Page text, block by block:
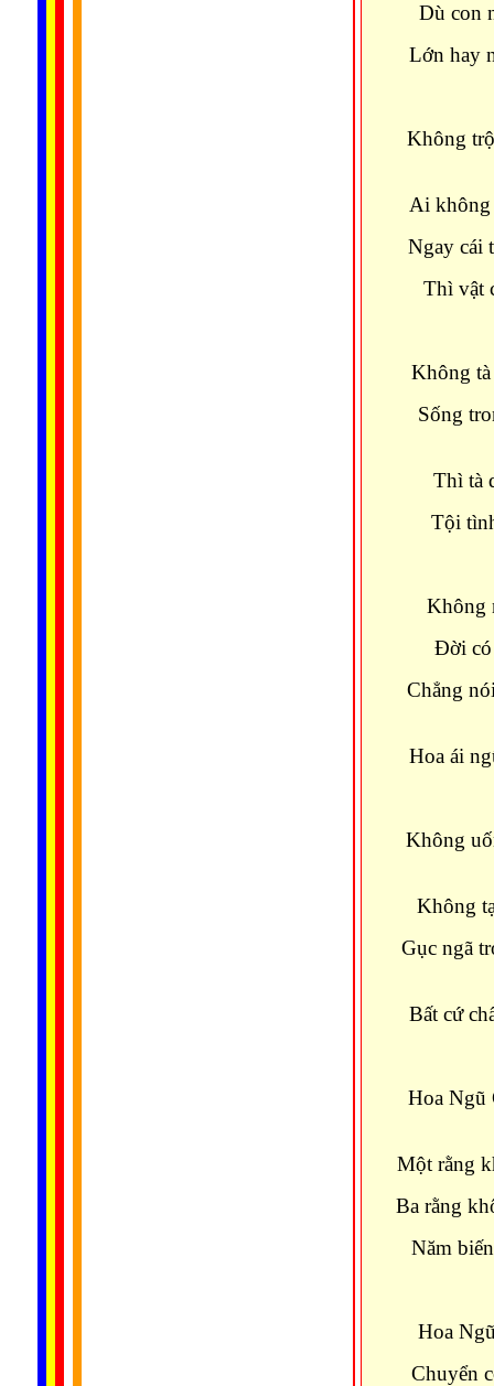
Dù con
Lớn hay
Không
Ai không
Ngay cái
Thì vật
Không tà
Sống
Thì tà
Tội
Không
Đời có
Chẳng
Hoa ái
Không
Không
Gục ngã
Bất cứ
Hoa Ngũ
Một rằng
Ba rằng
Năm
Hoa
Chuyển